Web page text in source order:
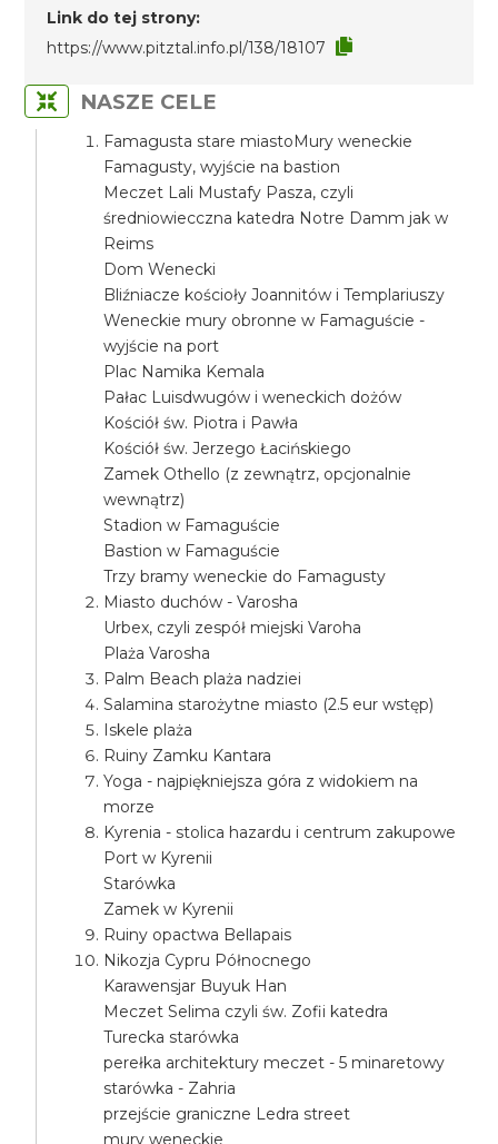
Link do tej strony:
https://www.pitztal.info.pl/138/18107
NASZE CELE
Famagusta stare miastoMury weneckie
Famagusty, wyjście na bastion
Meczet Lali Mustafy Pasza, czyli
średniowiecczna katedra Notre Damm jak w
Reims
Dom Wenecki
Bliźniacze kościoły Joannitów i Templariuszy
Weneckie mury obronne w Famaguście -
wyjście na port
Plac Namika Kemala
Pałac Luisdwugów i weneckich dożów
Kościół św. Piotra i Pawła
Kościół św. Jerzego Łacińskiego
Zamek Othello (z zewnątrz, opcjonalnie
wewnątrz)
Stadion w Famaguście
Bastion w Famaguście
Trzy bramy weneckie do Famagusty
Miasto duchów - Varosha
Urbex, czyli zespół miejski Varoha
Plaża Varosha
Palm Beach plaża nadziei
Salamina starożytne miasto (2.5 eur wstęp)
Iskele plaża
Ruiny Zamku Kantara
Yoga - najpiękniejsza góra z widokiem na
morze
Kyrenia - stolica hazardu i centrum zakupowe
Port w Kyrenii
Starówka
Zamek w Kyrenii
Ruiny opactwa Bellapais
Nikozja Cypru Północnego
Karawensjar Buyuk Han
Meczet Selima czyli św. Zofii katedra
Turecka starówka
perełka architektury meczet - 5 minaretowy
starówka - Zahria
przejście graniczne Ledra street
mury weneckie